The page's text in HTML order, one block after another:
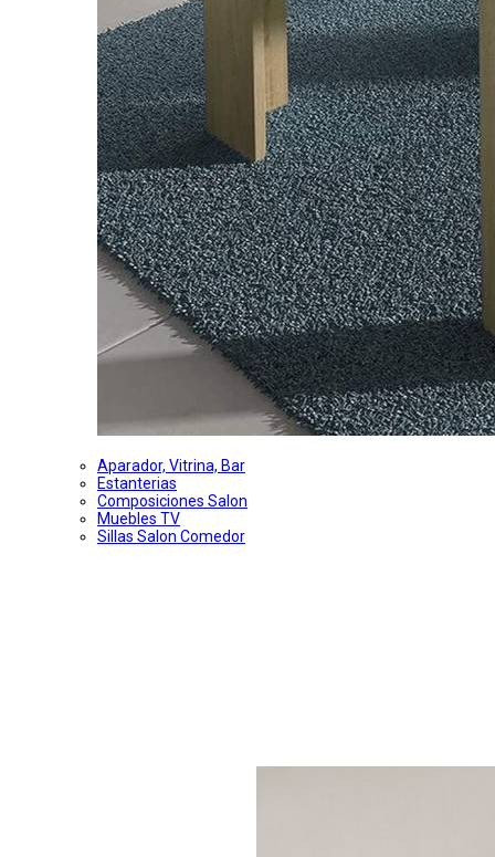
Aparador, Vitrina, Bar
Estanterias
Composiciones Salon
Muebles TV
Sillas Salon Comedor